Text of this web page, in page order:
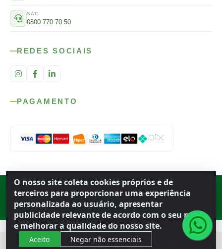
O nosso site coleta cookies próprios e de
terceiros para proporcionar uma experiência
personalizada ao usuário, apresentar
publicidade relevante de acordo com o seu perfil
e melhorar a qualidade do nosso site.
Aceito Negar não essenciais
SAC
0800 770 70 50
REDES SOCIAIS
PAGAMENTO
Rod. SP-215, s/n, km 98 — Área Rural Porto Ferreira ·BR
· CEP
· CNPJ 56.679.863/0001-91
© 2026 Atacado Ideal